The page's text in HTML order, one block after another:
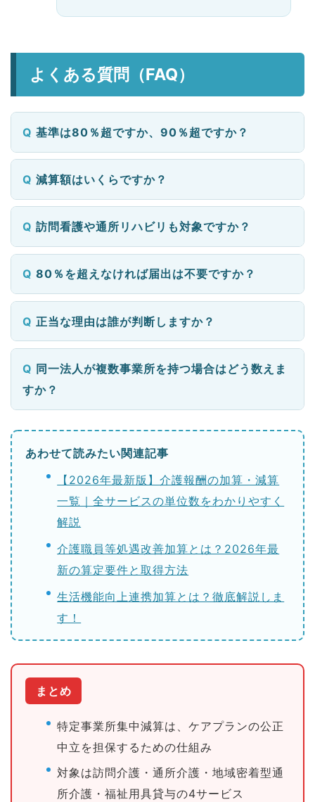
よくある質問（FAQ）
基準は80％超ですか、90％超ですか？
減算額はいくらですか？
訪問看護や通所リハビリも対象ですか？
80％を超えなければ届出は不要ですか？
正当な理由は誰が判断しますか？
同一法人が複数事業所を持つ場合はどう数えま
すか？
あわせて読みたい関連記事
【2026年最新版】介護報酬の加算・減算
一覧｜全サービスの単位数をわかりやすく
解説
介護職員等処遇改善加算とは？2026年最
新の算定要件と取得方法
生活機能向上連携加算とは？徹底解説しま
す！
まとめ
特定事業所集中減算は、ケアプランの公正
中立を担保するための仕組み
対象は訪問介護・通所介護・地域密着型通
所介護・福祉用具貸与の4サービス